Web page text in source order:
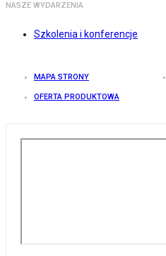
NASZE WYDARZENIA
Szkolenia i konferencje
MAPA STRONY
OFERTA PRODUKTOWA